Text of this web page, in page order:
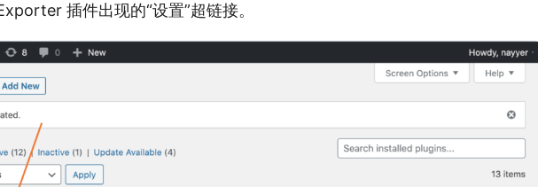
插件出现的“设置”超链接。